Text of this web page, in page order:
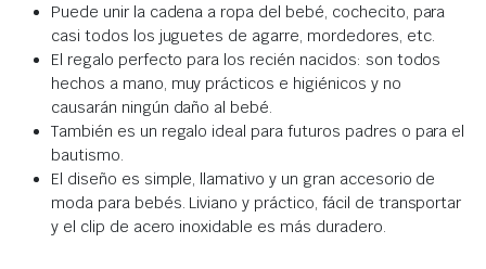
Puede unir la cadena a ropa del bebé, cochecito, para
casi todos los juguetes de agarre, mordedores, etc.
El regalo perfecto para los recién nacidos: son todos
hechos a mano, muy prácticos e higiénicos y no
causarán ningún daño al bebé.
También es un regalo ideal para futuros padres o para el
bautismo.
El diseño es simple, llamativo y un gran accesorio de
moda para bebés. Liviano y práctico, fácil de transportar
y el clip de acero inoxidable es más duradero.